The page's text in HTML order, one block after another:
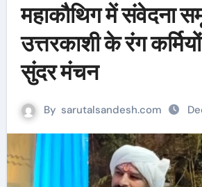
महाकौथिग में संवेदना
उत्तरकाशी के रंग
सुंदर मंचन
By sarutalsandesh.com